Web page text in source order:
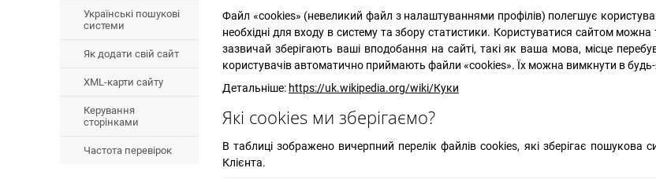
Українські пошукові
системи
Як додати свій сайт
XML-карти сайту
Керування
сторінками
Частота перевірок
Файл «cookies» (невеликий файл з налаштуваннями профілів) полегшує
необхідні для входу в систему та збору статистики. Користуватися сайтом
зазвичай зберігають ваші вподобання на сайті, такі як ваша мова, місце
користувачів автоматично приймають файли «cookies». Їх можна вимкнути в
Детальніше: https://uk.wikipedia.org/wiki/Куки
Які cookies ми зберігаємо?
В таблиці зображено вичерпний перелік файлів cookies, які зберігає пошукова
Клієнта.